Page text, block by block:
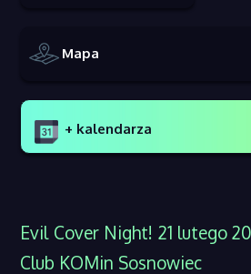
Mapa
+ kalendarza
Evil Cover Night! 21 lutego
Club KOMin Sosnowiec